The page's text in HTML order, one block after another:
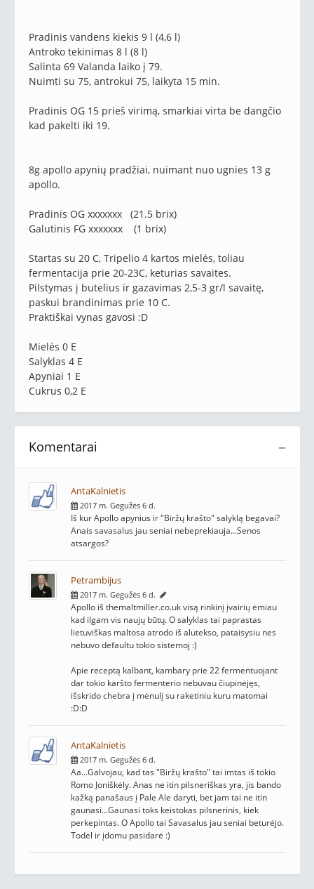
Pradinis vandens kiekis 9 l (4,6 l)
Antroko tekinimas 8 l (8 l)
Salinta 69 Valanda laiko į 79.
Nuimti su 75, antrokui 75, laikyta 15 min.
Pradinis OG 15 prieš virimą, smarkiai virta be dangčio
kad pakelti iki 19.
8g apollo apynių pradžiai, nuimant nuo ugnies 13 g
apollo.
Pradinis OG xxxxxxx (21.5 brix)
Galutinis FG xxxxxxx (1 brix)
Startas su 20 C, Tripelio 4 kartos mielės, toliau
fermentacija prie 20-23C, keturias savaites.
Pilstymas į butelius ir gazavimas 2,5-3 gr/l savaitę,
paskui brandinimas prie 10 C.
Praktiškai vynas gavosi :D
Mielės 0 E
Salyklas 4 E
Apyniai 1 E
Cukrus 0,2 E
−
Komentarai
AntaKalnietis
2017 m. Gegužės 6 d.
Iš kur Apollo apynius ir "Biržų krašto" salyklą begavai?
Anais savasalus jau seniai nebeprekiauja...Senos
atsargos?
Petrambijus
2017 m. Gegužės 6 d.
Apollo iš themaltmiller.co.uk visą rinkinį įvairių ėmiau
kad ilgam vis naujų būtų. O salyklas tai paprastas
lietuviškas maltosa atrodo iš alutekso, pataisysiu nes
nebuvo defaultu tokio sistemoj :)
Apie receptą kalbant, kambary prie 22 fermentuojant
dar tokio karšto fermenterio nebuvau čiupinėjęs,
išskrido chebra į mėnulį su raketiniu kuru matomai
:D:D
AntaKalnietis
2017 m. Gegužės 6 d.
Aa...Galvojau, kad tas "Biržų krašto" tai imtas iš tokio
Romo Joniškėly. Anas ne itin pilsneriškas yra, jis bando
kažką panašaus į Pale Ale daryti, bet jam tai ne itin
gaunasi...Gaunasi toks keistokas pilsnerinis, kiek
perkepintas. O Apollo tai Savasalus jau seniai beturėjo.
Todėl ir įdomu pasidarė :)